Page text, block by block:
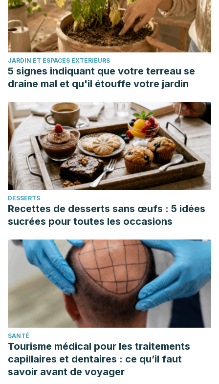
Inflammatory Dysfunction Induced by High-Refined
Carbohydrate-Containing Diet in Mice. Journal of medicinal
food, 22(1), 38–45. https://doi.org/10.1089/jmf.2018.0062
Lee, Y. R., & Shin, H. S. (2017). Effectiveness of Ginger
Essential Oil on Postoperative Nausea and Vomiting in
Abdominal Surgery Patients. Journal of alternative and
complementary medicine (New York, N.Y.), 23(3), 196–200.
https://doi.org/10.1089/acm.2015.0328
Kiberd, M. B., Clarke, S. K., Chorney, J., d’Eon, B., & Wright,
S. (2016). Aromatherapy for the treatment of PONV in
children: a pilot RCT. BMC complementary and alternative
medicine, 16(1), 450. https://doi.org/10.1186/s12906-016-
1441-1
Leelapornpisid, P., Wickett, R. R., Chansakaow, S., &
Wongwattananukul, N. (2015). Potential of native Thai
aromatic plant extracts in antiwrinkle body creams. Journal
of cosmetic science, 66(4), 219–231.
Komeh-Nkrumah, S. A., Nanjundaiah, S. M., Rajaiah, R., Yu,
H., & Moudgil, K. D. (2012). Topical dermal application of
essential oils attenuates the severity of adjuvant arthritis in
Lewis rats. Phytotherapy research : PTR, 26(1), 54–59.
https://doi.org/10.1002/ptr.3509
Khodaie, L., & Sadeghpoor, O. (2015). Ginger from ancient
times to the new outlook. Jundishapur journal of natural
pharmaceutical products, 10(1), e18402.
https://doi.org/10.17795/jjnpp-18402
Nievergelt, A., Huonker, P., Schoop, R., Altmann, K. H., &
Gertsch, J. (2010). Identification of serotonin 5-HT1A
JARDIN ET ESPACES EXTÉRIEURS
5 signes indiquant que votre terreau se
draine mal et qu'il étouffe votre jardin
DESSERTS
Recettes de desserts sans œufs : 5 idées
sucrées pour toutes les occasions
SANTÉ
Tourisme médical pour les traitements
capillaires et dentaires : ce qu’il faut
savoir avant de voyager